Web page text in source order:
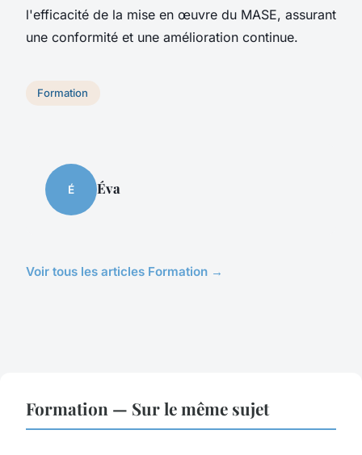
l'efficacité de la mise en œuvre du MASE, assurant
une conformité et une amélioration continue.
Formation
É Éva
Voir tous les articles Formation →
Formation — Sur le même sujet